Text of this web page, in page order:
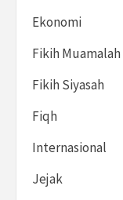
Ekonomi
Fikih Muamalah
Fikih Siyasah
Fiqh
Internasional
Jejak